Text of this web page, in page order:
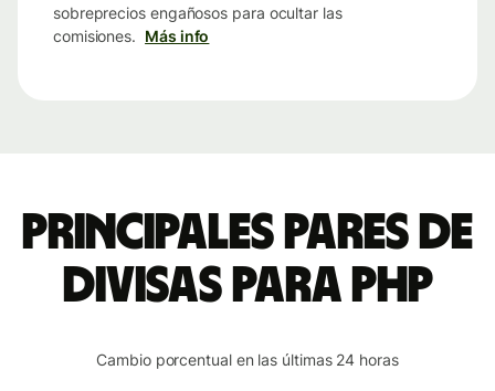
sobreprecios engañosos para ocultar las
comisiones. Más info
Principales pares de
divisas para PHP
Cambio porcentual en las últimas 24 horas